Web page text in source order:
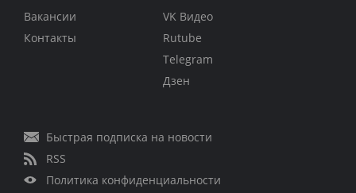
Вакансии
Контакты
VK Видео
Rutube
Telegram
Дзен
Быстрая подписка на новости
RSS
Политика конфиденциальности